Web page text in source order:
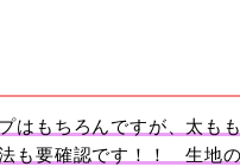
はもちろんですが、太も
も要確認です！！ 生地